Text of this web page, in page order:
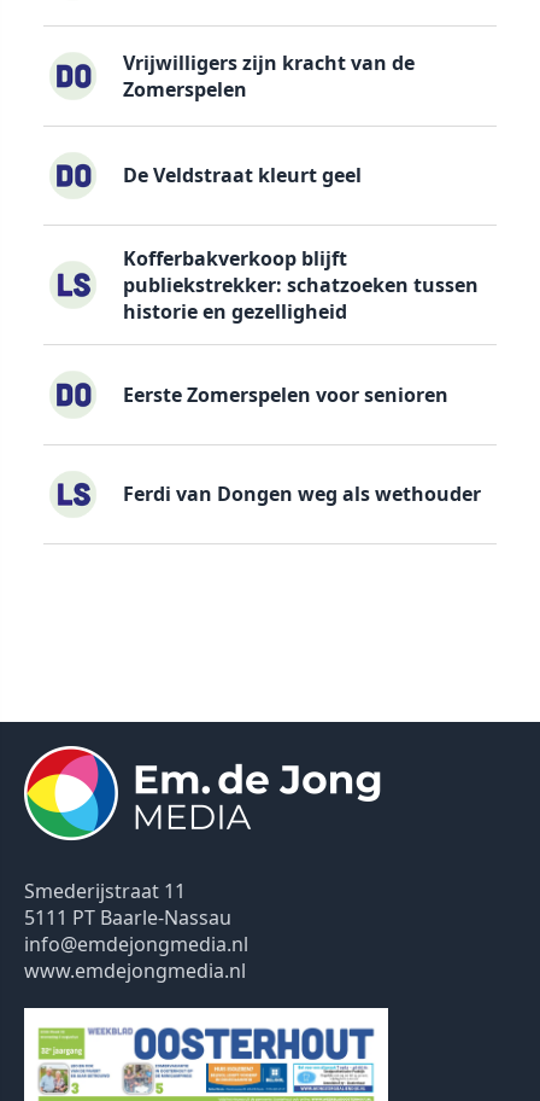
Vrijwilligers zijn kracht van de
Zomerspelen
De Veldstraat kleurt geel
Kofferbakverkoop blijft
publiekstrekker: schatzoeken tussen
historie en gezelligheid
Eerste Zomerspelen voor senioren
Ferdi van Dongen weg als wethouder
Smederijstraat 11
5111 PT Baarle-Nassau
info@emdejongmedia.nl
www.emdejongmedia.nl